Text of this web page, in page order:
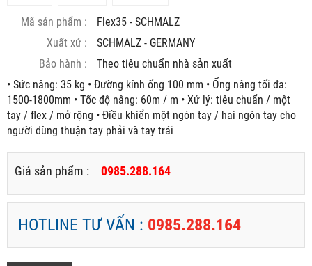
Mã sản phẩm :
Flex35 - SCHMALZ
Xuất xứ :
SCHMALZ - GERMANY
Bảo hành :
Theo tiêu chuẩn nhà sản xuất
• Sức nâng: 35 kg • Đường kính ống 100 mm • Ống nâng tối đa:
1500-1800mm • Tốc độ nâng: 60m / m • Xử lý: tiêu chuẩn / một
tay / flex / mở rộng • Điều khiển một ngón tay / hai ngón tay cho
người dùng thuận tay phải và tay trái
Giá sản phẩm : 0985.288.164
HOTLINE TƯ VẤN : 0985.288.164